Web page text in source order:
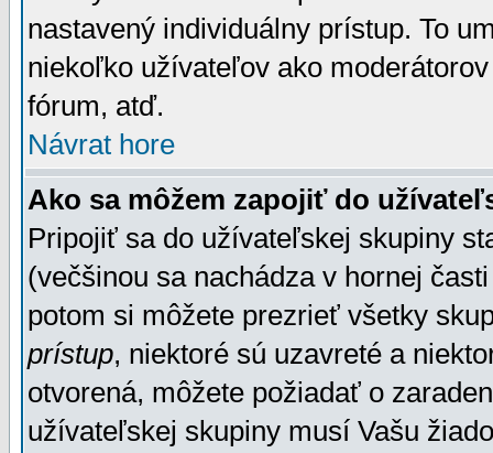
nastavený individuálny prístup. To
niekoľko užívateľov ako
fórum, atď.
Návrat hore
Ako sa môžem zapojiť do
Pripojiť sa do užívateľskej skupiny
(večšinou sa nachádza v hornej
potom si môžete prezrieť všetky
prístup, niektoré sú uzavreté a
otvorená, môžete požiadať o
užívateľskej skupiny musí Vašu